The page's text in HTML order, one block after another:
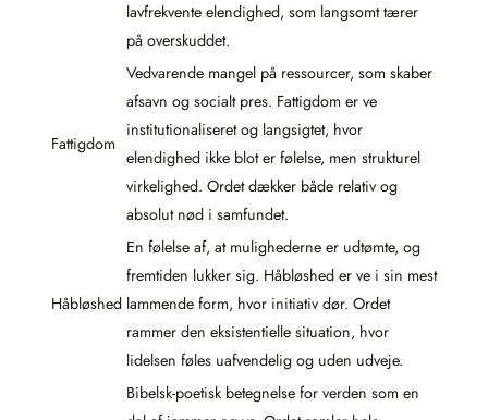
lavfrekvente elendighed, som langsomt tærer
på overskuddet.
Fattigdom
Vedvarende mangel på ressourcer, som skaber
afsavn og socialt pres. Fattigdom er ve
institutionaliseret og langsigtet, hvor
elendighed ikke blot er følelse, men strukturel
virkelighed. Ordet dækker både relativ og
absolut nød i samfundet.
Håbløshed
En følelse af, at mulighederne er udtømte, og
fremtiden lukker sig. Håbløshed er ve i sin mest
lammende form, hvor initiativ dør. Ordet
rammer den eksistentielle situation, hvor
lidelsen føles uafvendelig og uden udveje.
Bibelsk-poetisk betegnelse for verden som en